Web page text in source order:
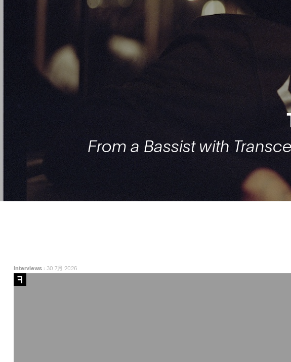
From a Bassist with
Interviews:30 7月 2026